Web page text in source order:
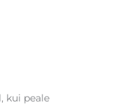
kui peale